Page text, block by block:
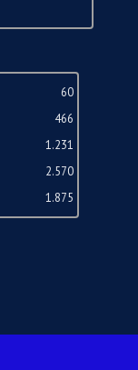
60
466
1.231
2.570
1.875